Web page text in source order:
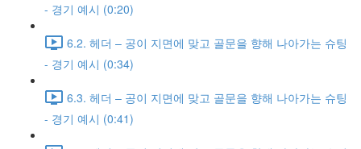
- 경기 예시 (0:20)
6.2. 헤더 – 공이 지면에 맞고 골문을 향해 나아가는 슈팅
- 경기 예시 (0:34)
6.3. 헤더 – 공이 지면에 맞고 골문을 향해 나아가는 슈팅
- 경기 예시 (0:41)